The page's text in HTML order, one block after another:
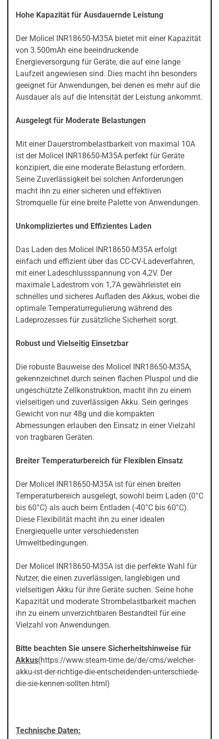
Hohe Kapazität für Ausdauernde Leistung
Der Molicel INR18650-M35A bietet mit einer Kapazität
von 3.500mAh eine beeindruckende
Energieversorgung für Geräte, die auf eine lange
Laufzeit angewiesen sind. Dies macht ihn besonders
geeignet für Anwendungen, bei denen es mehr auf die
Ausdauer als auf die Intensität der Leistung ankommt.
Ausgelegt für Moderate Belastungen
Mit einer Dauerstrombelastbarkeit von maximal 10A
ist der Molicel INR18650-M35A perfekt für Geräte
konzipiert, die eine moderate Belastung erfordern.
Seine Zuverlässigkeit bei solchen Anforderungen
macht ihn zu einer sicheren und effektiven
Stromquelle für eine breite Palette von Anwendungen.
Unkompliziertes und Effizientes Laden
Das Laden des Molicel INR18650-M35A erfolgt
einfach und effizient über das CC-CV-Ladeverfahren,
mit einer Ladeschlussspannung von 4,2V. Der
maximale Ladestrom von 1,7A gewährleistet ein
schnelles und sicheres Aufladen des Akkus, wobei die
optimale Temperaturregulierung während des
Ladeprozesses für zusätzliche Sicherheit sorgt.
Robust und Vielseitig Einsetzbar
Die robuste Bauweise des Molicel INR18650-M35A,
gekennzeichnet durch seinen flachen Pluspol und die
ungeschützte Zellkonstruktion, macht ihn zu einem
vielseitigen und zuverlässigen Akku. Sein geringes
Gewicht von nur 48g und die kompakten
Abmessungen erlauben den Einsatz in einer Vielzahl
von tragbaren Geräten.
Breiter Temperaturbereich für Flexiblen Einsatz
Der Molicel INR18650-M35A ist für einen breiten
Temperaturbereich ausgelegt, sowohl beim Laden (0°C
bis 60°C) als auch beim Entladen (-40°C bis 60°C).
Diese Flexibilität macht ihn zu einer idealen
Energiequelle unter verschiedensten
Umweltbedingungen.
Der Molicel INR18650-M35A ist die perfekte Wahl für
Nutzer, die einen zuverlässigen, langlebigen und
vielseitigen Akku für ihre Geräte suchen. Seine hohe
Kapazität und moderate Strombelastbarkeit machen
ihn zu einem unverzichtbaren Bestandteil für eine
Vielzahl von Anwendungen.
Bitte beachten Sie unsere Sicherheitshinweise für
Akkus(https://www.steam-time.de/de/cms/welcher-
akku-ist-der-richtige-die-entscheidenden-unterschiede-
die-sie-kennen-sollten.html)
Technische Daten: